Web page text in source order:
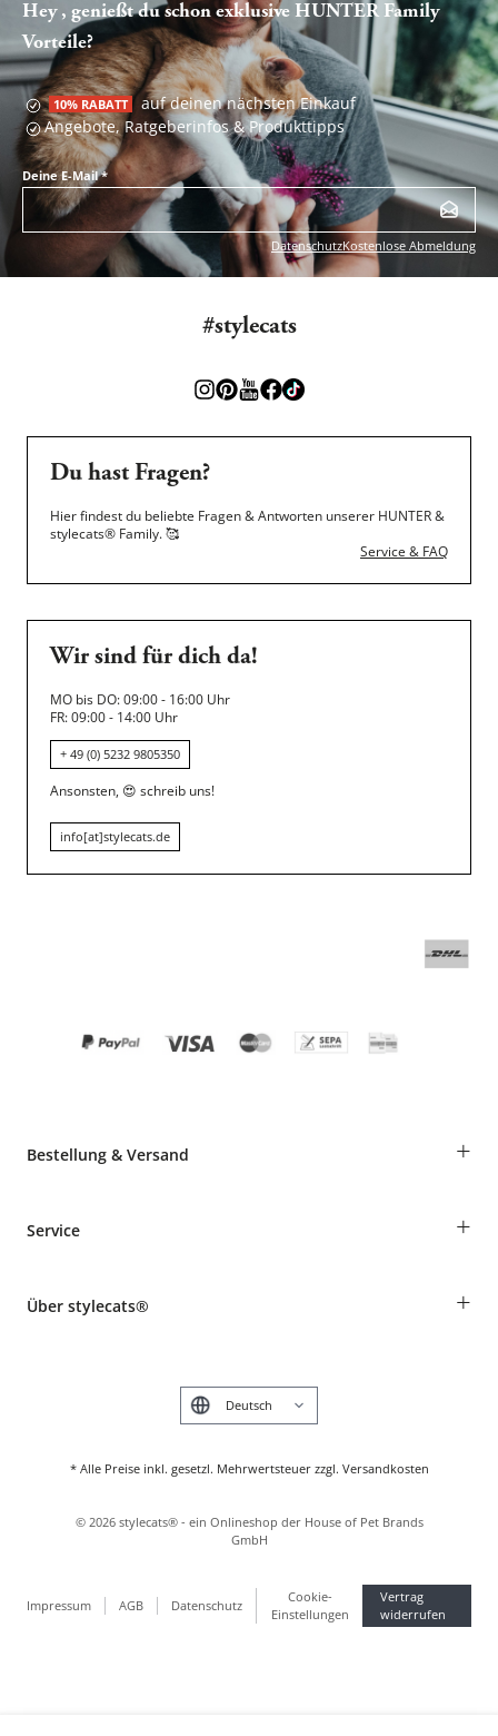
Hey , genießt du schon exklusive HUNTER Family
Vorteile?
10% RABATT auf deinen nächsten Einkauf
Angebote, Ratgeberinfos & Produkttipps
Deine E-Mail*
DatenschutzKostenlose Abmeldung
#stylecats
Du hast Fragen?
Hier findest du beliebte Fragen & Antworten unserer HUNTER &
stylecats® Family.🥰
Service & FAQ
Wir sind für dich da!
MO bis DO: 09:00 - 16:00 Uhr
FR: 09:00 - 14:00 Uhr
+ 49 (0) 5232 9805350
Ansonsten, 😍 schreib uns!
info[at]stylecats.de
Bestellung & Versand +
Informationen zur Lieferung
Produkte reklamieren und zurücksenden
Service +
Tierkrankenversicherung
Über stylecats® +
* Alle Preise inkl. gesetzl. Mehrwertsteuer zzgl. Versandkosten
English
Impressum AGB Datenschutz
Cookie-
Einstellungen
Vertrag
widerrufen
© 2026 stylecats® - ein Onlineshop der House of Pet Brands
GmbH